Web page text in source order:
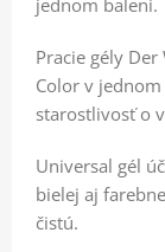
Pracie gély
Color v
starostlivosť o
Universal gél
bielej aj
čistú.